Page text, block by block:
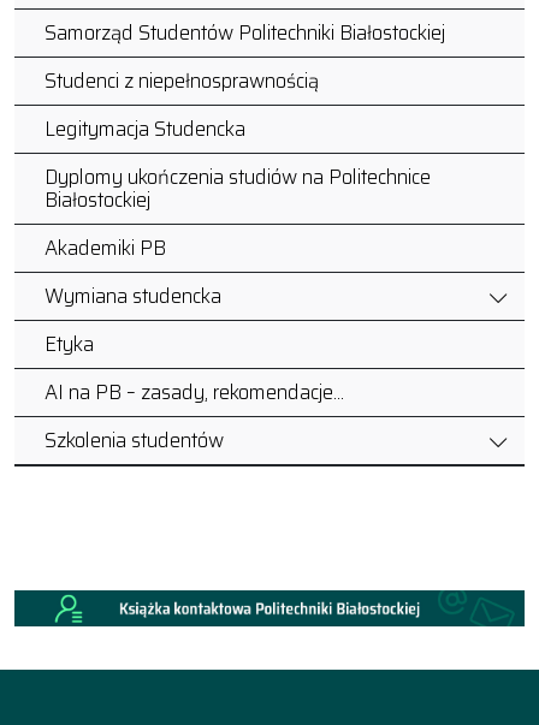
Samorząd Studentów Politechniki Białostockiej
Studenci z niepełnosprawnością
Legitymacja Studencka
Dyplomy ukończenia studiów na Politechnice
Białostockiej
Akademiki PB
Wymiana studencka
Etyka
AI na PB – zasady, rekomendacje…
Szkolenia studentów